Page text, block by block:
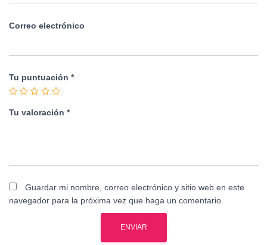
Correo electrónico
Tu puntuación *
Tu valoración *
Guardar mi nombre, correo electrónico y sitio web en este
navegador para la próxima vez que haga un comentario.